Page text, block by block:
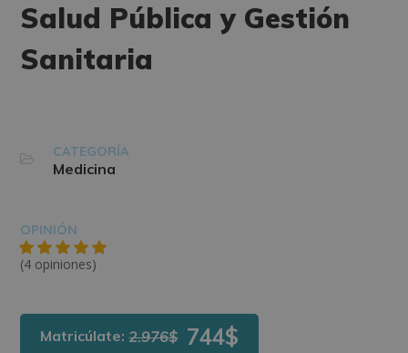
Salud Pública y Gestión
Sanitaria
CATEGORÍA
Medicina
OPINIÓN
(4 opiniones)
Matricúlate:2.976$ 744$